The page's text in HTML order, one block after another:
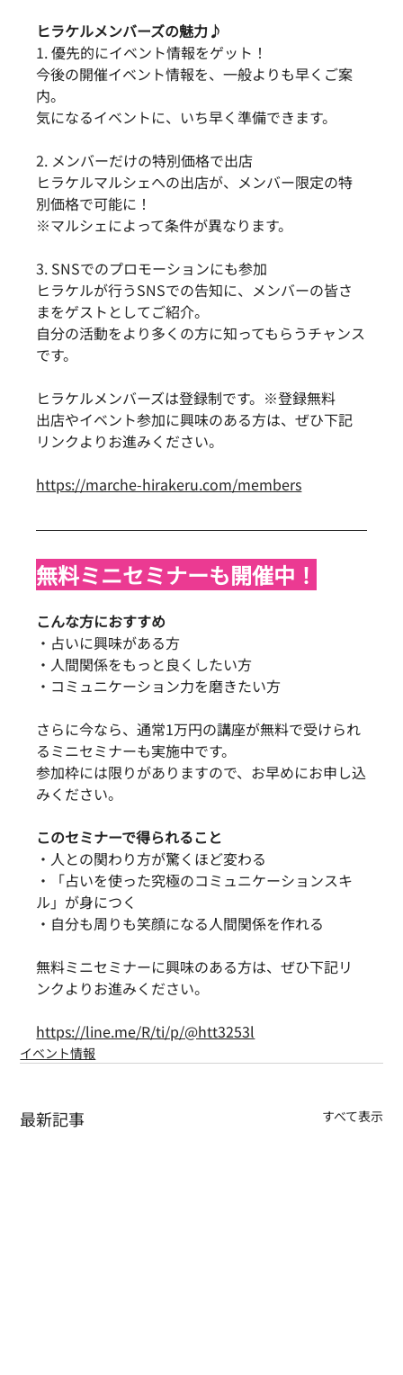
ヒラケルメンバーズの魅力♪
1. 優先的にイベント情報をゲット！
今後の開催イベント情報を、一般よりも早くご案
内。
気になるイベントに、いち早く準備できます。
2. メンバーだけの特別価格で出店
ヒラケルマルシェへの出店が、メンバー限定の特
別価格で可能に！
※マルシェによって条件が異なります。
3. SNSでのプロモーションにも参加
ヒラケルが行うSNSでの告知に、メンバーの皆さ
まをゲストとしてご紹介。
自分の活動をより多くの方に知ってもらうチャンス
です。
ヒラケルメンバーズは登録制です。※登録無料
出店やイベント参加に興味のある方は、ぜひ下記
リンクよりお進みください。
https://marche-hirakeru.com/members
無料ミニセミナーも開催中！
こんな方におすすめ
・占いに興味がある方
・人間関係をもっと良くしたい方
・コミュニケーション力を磨きたい方
さらに今なら、通常1万円の講座が無料で受けられ
るミニセミナーも実施中です。
参加枠には限りがありますので、お早めにお申し込
みください。
このセミナーで得られること
・人との関わり方が驚くほど変わる
・「占いを使った究極のコミュニケーションスキ
ル」が身につく
・自分も周りも笑顔になる人間関係を作れる
無料ミニセミナーに興味のある方は、ぜひ下記リ
ンクよりお進みください。
https://line.me/R/ti/p/@htt3253l
イベント情報
最新記事 すべて表示